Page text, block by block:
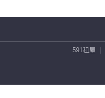
591租屋